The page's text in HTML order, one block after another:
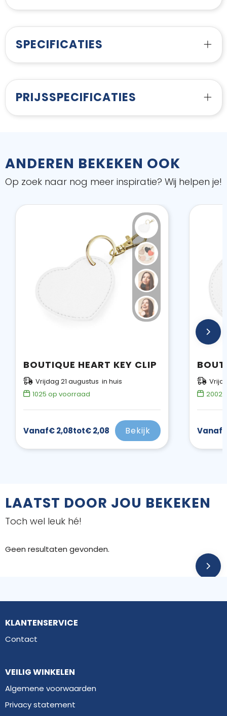
SPECIFICATIES
PRIJSSPECIFICATIES
ANDEREN BEKEKEN OOK
Op zoek naar nog meer inspiratie? Wij helpen je!
BOUTIQUE HEART KEY CLIP
Vrijdag 21 augustus in huis
1025 op voorraad
Vanaf€ 2,08tot€ 2,08 Bekijk
2002
Vanaf
LAATST DOOR JOU BEKEKEN
Toch wel leuk hé!
Geen resultaten gevonden.
KLANTENSERVICE
Contact
VEILIG WINKELEN
Algemene voorwaarden
Privacy statement